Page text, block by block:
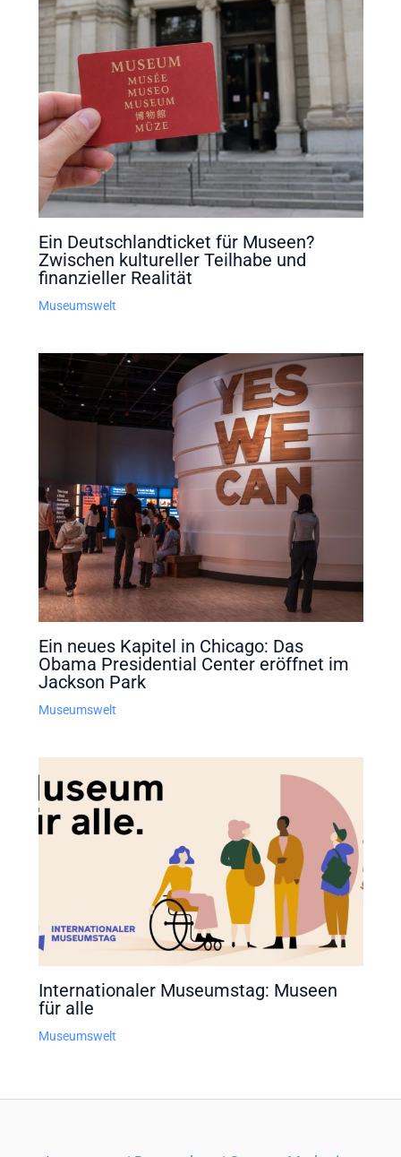
Ein Deutschlandticket für Museen?
Zwischen kultureller Teilhabe und
finanzieller Realität
Museumswelt
Ein neues Kapitel in Chicago: Das
Obama Presidential Center eröffnet im
Jackson Park
Museumswelt
Internationaler Museumstag: Museen
für alle
Museumswelt